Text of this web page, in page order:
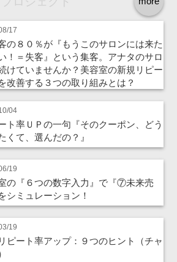
17
の８０％が『もうこのサロンには来た
！＝失客』という集客。アナタのサロ
けていませんか？美容室の新規リピー
改善する３つの取り組みとは？
04
ト率ＵＰの一句『そのクーポン、どう
くて、選んだの？』
19
の『６つの数字入力』で『⑦未来売
シミュレーション！
19
ピート率アップ：９つのヒント（チャ